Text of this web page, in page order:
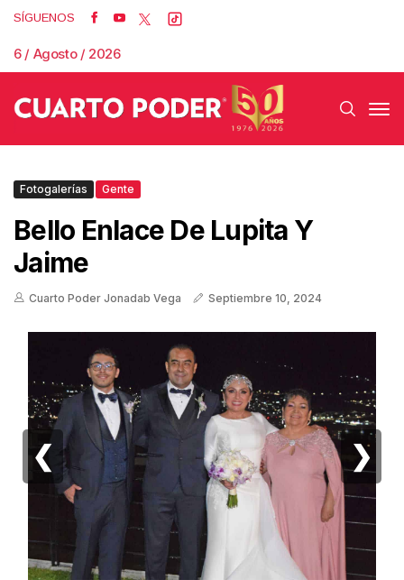
SÍGUENOS
6 / Agosto / 2026
Fotogalerías Gente
Bello Enlace De Lupita Y
Jaime
Cuarto Poder Jonadab Vega Septiembre 10, 2024
❮ ❯